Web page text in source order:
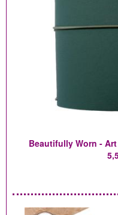
Beautifully Worn -